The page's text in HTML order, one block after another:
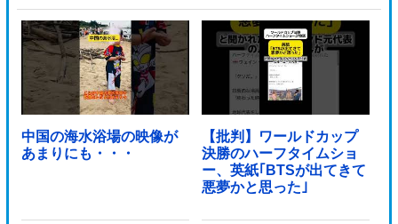
中国の海水浴場の映像が
あまりにも・・・
【批判】ワールドカップ
決勝のハーフタイムショ
ー、英紙｢BTSが出てきて
悪夢かと思った｣